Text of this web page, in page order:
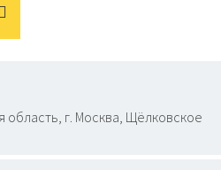
область, г. Москва, Щёлковское